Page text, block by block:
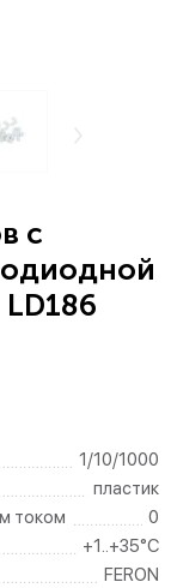
с
1/10/1000
пластик
током
0
+1..+35°C
FERON